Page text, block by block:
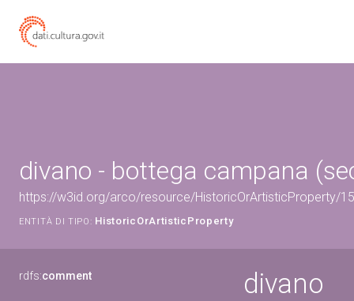
divano - bottega campana
https://w3id.org/arco/resource/HistoricOrArtisticProperty/
ENTITÀ DI TIPO: HistoricOrArtisticProperty
rdfs:comment divano